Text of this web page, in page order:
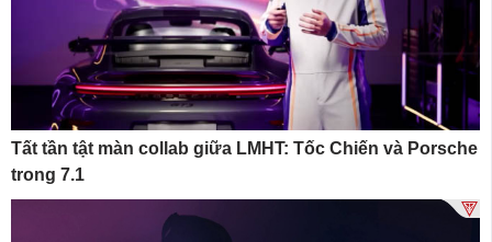
Tất tần tật màn collab giữa LMHT: Tốc Chiến và Porsche
trong 7.1